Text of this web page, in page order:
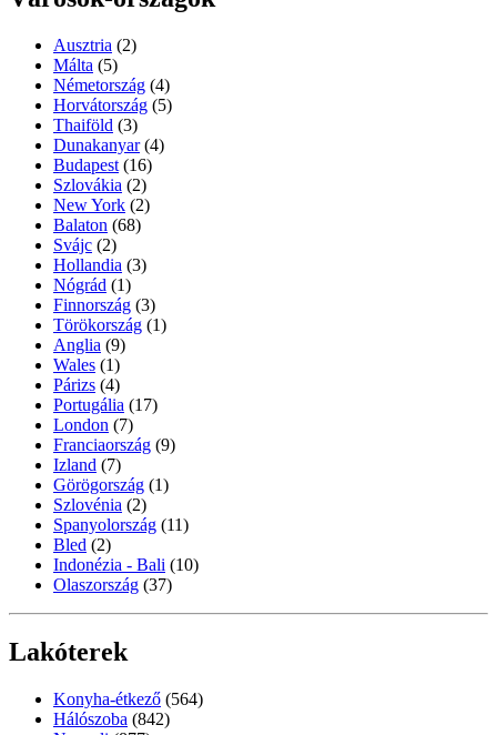
Ausztria (2)
Málta (5)
Németország (4)
Horvátország (5)
Thaiföld (3)
Dunakanyar (4)
Budapest (16)
Szlovákia (2)
New York (2)
Balaton (68)
Svájc (2)
Hollandia (3)
Nógrád (1)
Finnország (3)
Törökország (1)
Anglia (9)
Wales (1)
Párizs (4)
Portugália (17)
London (7)
Franciaország (9)
Izland (7)
Görögország (1)
Szlovénia (2)
Spanyolország (11)
Bled (2)
Indonézia - Bali (10)
Olaszország (37)
Lakóterek
Konyha-étkező (564)
Hálószoba (842)